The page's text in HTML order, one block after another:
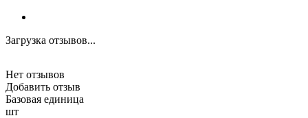
Загрузка отзывов...
Нет отзывов
Добавить отзыв
Базовая единица
шт